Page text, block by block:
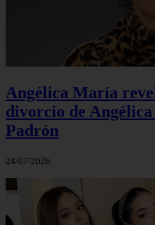
Angélica María
divorcio de
Padrón
24/07/2026